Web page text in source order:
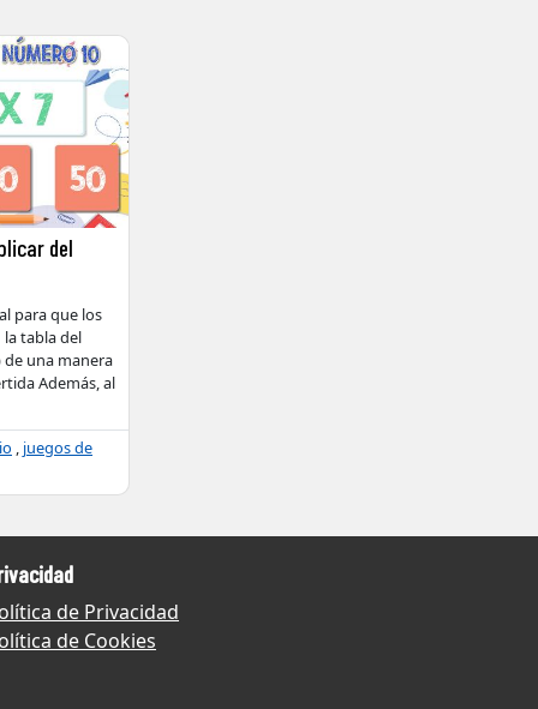
del
para que los
tabla del
de una manera
Además, al
, juegos de
de Privacidad
de Cookies